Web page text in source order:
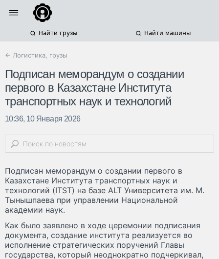
Найти грузы Найти машины
← Логистика, грузы
Подписан меморандум о соз­дании
первого в Казахстане Института
транспорт­ных наук и технологий
10:36, 10 Января 2026
Подписан меморандум о соз­дании первого в
Казахстане Института транспорт­ных наук и
технологий (ITST) на базе ALT Университета им. М.
Тыныш­паева при управлении Национальной
академии наук.
Как было заявлено в ходе церемонии подписания
документа, соз­дание института реализуется во
исполнение стратегических поручений Главы
государства, который неоднократно подчеркивал,